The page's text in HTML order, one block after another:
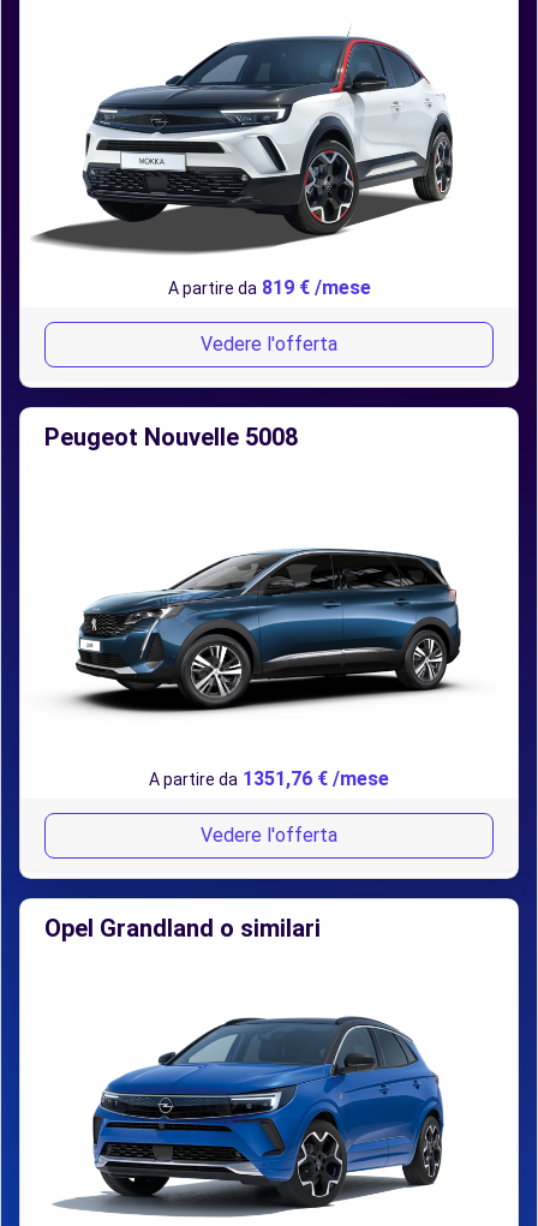
A partire da 819 € /mese
Vedere l'offerta
Peugeot Nouvelle 5008
A partire da 1351,76 € /mese
Vedere l'offerta
Opel Grandland o similari